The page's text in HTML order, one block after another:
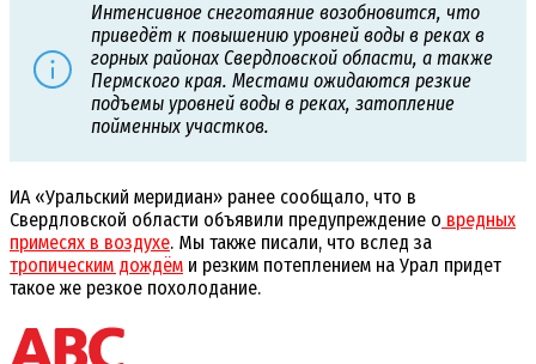
Интенсивное снеготаяние возобновится, что
приведёт к повышению уровней воды в реках в
горных районах Свердловской области, а также
Пермского края. Местами ожидаются резкие
подъемы уровней воды в реках, затопление
пойменных участков.
ИА «Уральский меридиан» ранее сообщало, что в
Свердловской области объявили предупреждение о вредных
примесях в воздухе. Мы также писали, что вслед за
тропическим дождём и резким потеплением на Урал придет
такое же резкое похолодание.